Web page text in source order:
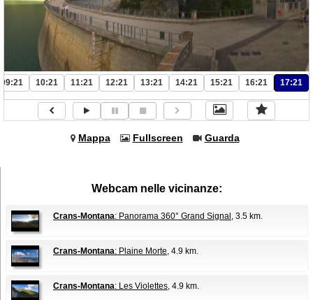
09:21 10:21 11:21 12:21 13:21 14:21 15:21 16:21 17:21
Mappa Fullscreen Guarda
Webcam nelle vicinanze:
Crans-Montana: Panorama 360° Grand Signal , 3.5 km.
Crans-Montana: Plaine Morte, 4.9 km.
Crans-Montana: Les Violettes, 4.9 km.